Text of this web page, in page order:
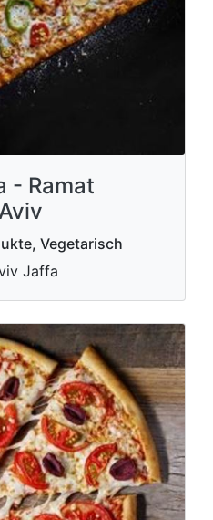
- Ramat
Vegetarisch
Jaffa